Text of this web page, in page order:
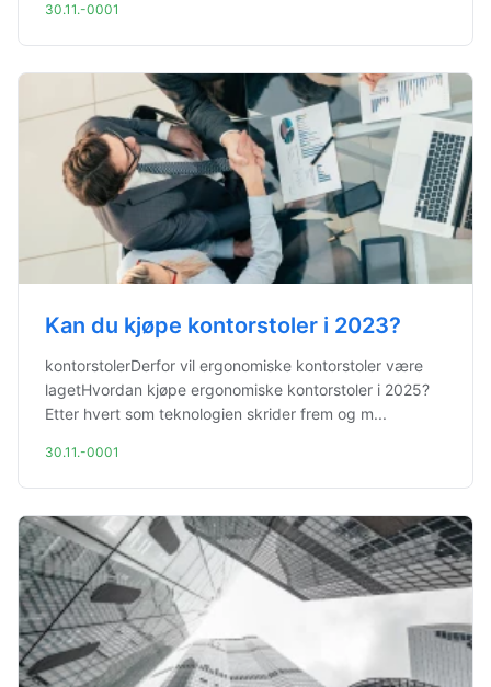
30.11.-0001
Kan du kjøpe kontorstoler i 2023?
kontorstolerDerfor vil ergonomiske kontorstoler være
lagetHvordan kjøpe ergonomiske kontorstoler i 2025?
Etter hvert som teknologien skrider frem og m...
30.11.-0001